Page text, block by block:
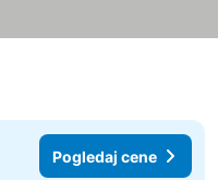
Pogledaj cene